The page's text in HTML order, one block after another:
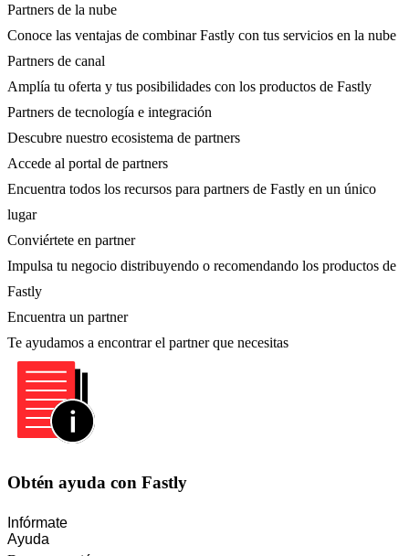
Partners de la nube
Conoce las ventajas de combinar Fastly con tus servicios en la nube
Partners de canal
Amplía tu oferta y tus posibilidades con los productos de Fastly
Partners de tecnología e integración
Descubre nuestro ecosistema de partners
Accede al portal de partners
Encuentra todos los recursos para partners de Fastly en un único
lugar
Conviértete en partner
Impulsa tu negocio distribuyendo o recomendando los productos de
Fastly
Encuentra un partner
Te ayudamos a encontrar el partner que necesitas
Obtén ayuda con Fastly
Infórmate
Ayuda